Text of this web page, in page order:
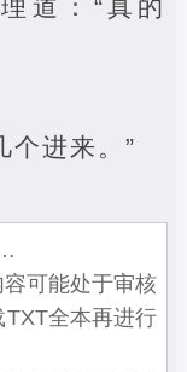
道：“真的
个进来。”
可能处于审核
全本再进行